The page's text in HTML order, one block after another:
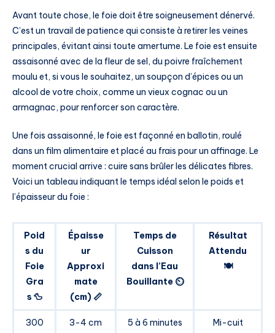
Avant toute chose, le foie doit être soigneusement dénervé.
C’est un travail de patience qui consiste à retirer les veines
principales, évitant ainsi toute amertume. Le foie est ensuite
assaisonné avec de la fleur de sel, du poivre fraîchement
moulu et, si vous le souhaitez, un soupçon d’épices ou un
alcool de votre choix, comme un vieux cognac ou un
armagnac, pour renforcer son caractère.
Une fois assaisonné, le foie est façonné en ballotin, roulé
dans un film alimentaire et placé au frais pour un affinage. Le
moment crucial arrive : cuire sans brûler les délicates fibres.
Voici un tableau indiquant le temps idéal selon le poids et
l’épaisseur du foie :
Poid
s du
Foie
Gra
s 🦆
Épaisse
ur
Approxi
mate
(cm) 📏
Temps de
Cuisson
dans l’Eau
Bouillante ⏲️
Résultat
Attendu
🍽️
300
3-4 cm 5 à 6 minutes
Mi-cuit